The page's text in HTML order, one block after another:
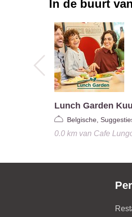
In de buurt
Lunch Garden
Belgische,
0.0 kmvan Cafe